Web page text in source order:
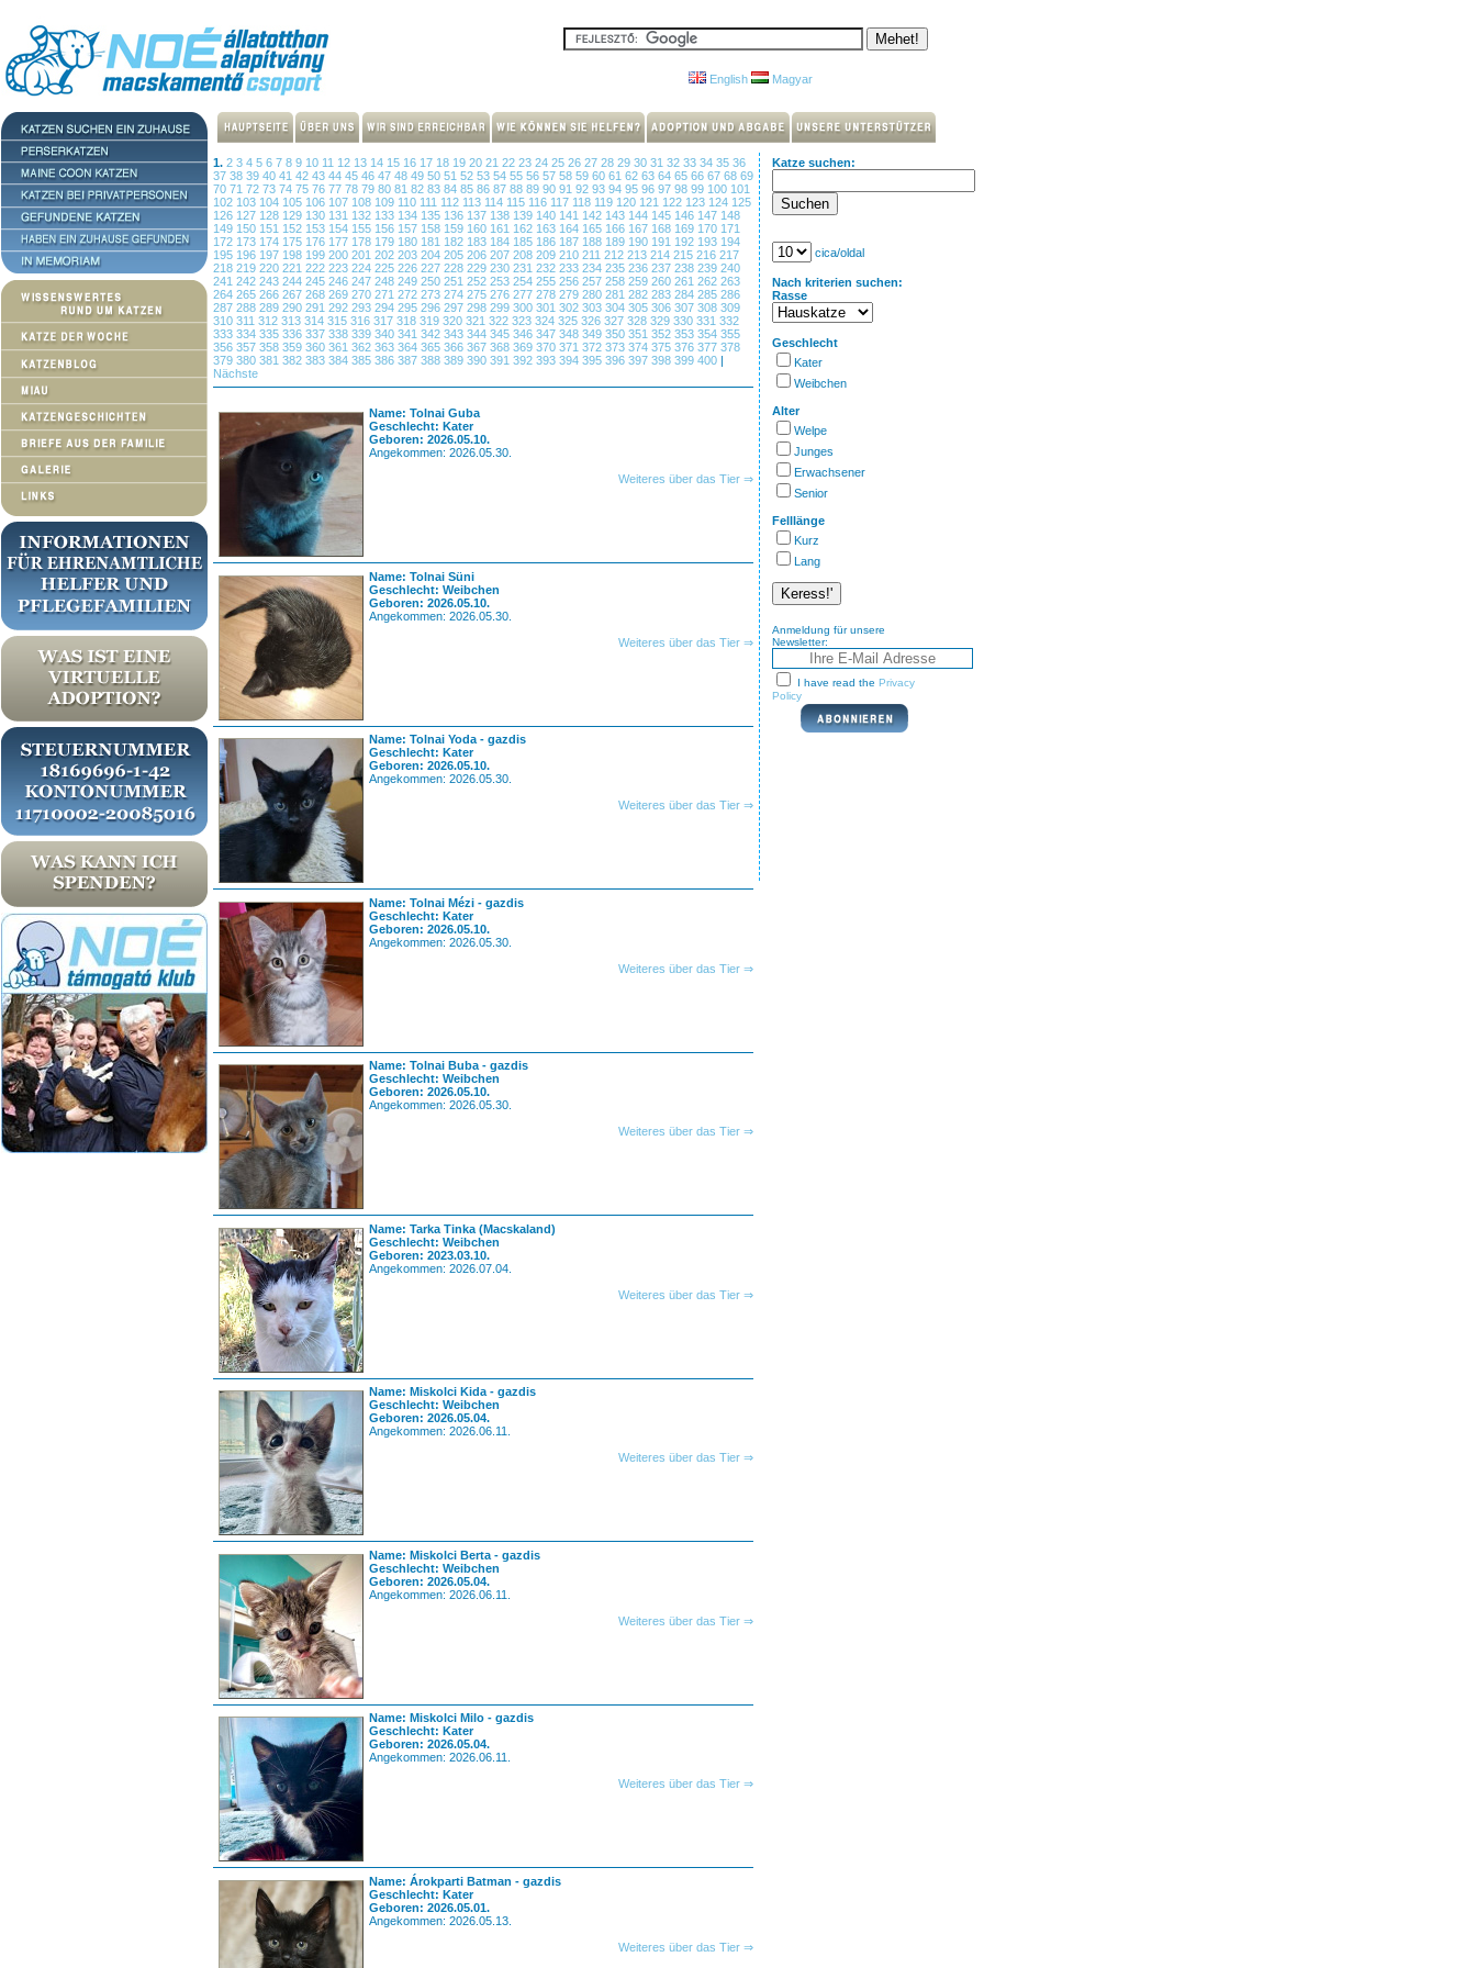
English Magyar
Katze suchen:
cica/oldal
Nach kriterien suchen:
Rasse
Geschlecht
Kater
Weibchen
Alter
Welpe
Junges
Erwachsener
Senior
Felllänge
Kurz
Lang
Anmeldung für unsere
Newsletter:
I have read the Privacy
Policy
1. 2 3 4 5 6 7 8 9 10 11 12 13 14 15 16 17 18 19 20 21 22 23 24 25 26 27 28 29 30 31 32 33 34 35 36
37 38 39 40 41 42 43 44 45 46 47 48 49 50 51 52 53 54 55 56 57 58 59 60 61 62 63 64 65 66 67 68 69
70 71 72 73 74 75 76 77 78 79 80 81 82 83 84 85 86 87 88 89 90 91 92 93 94 95 96 97 98 99 100 101
102 103 104 105 106 107 108 109 110 111 112 113 114 115 116 117 118 119 120 121 122 123 124 125
126 127 128 129 130 131 132 133 134 135 136 137 138 139 140 141 142 143 144 145 146 147 148
149 150 151 152 153 154 155 156 157 158 159 160 161 162 163 164 165 166 167 168 169 170 171
172 173 174 175 176 177 178 179 180 181 182 183 184 185 186 187 188 189 190 191 192 193 194
195 196 197 198 199 200 201 202 203 204 205 206 207 208 209 210 211 212 213 214 215 216 217
218 219 220 221 222 223 224 225 226 227 228 229 230 231 232 233 234 235 236 237 238 239 240
241 242 243 244 245 246 247 248 249 250 251 252 253 254 255 256 257 258 259 260 261 262 263
264 265 266 267 268 269 270 271 272 273 274 275 276 277 278 279 280 281 282 283 284 285 286
287 288 289 290 291 292 293 294 295 296 297 298 299 300 301 302 303 304 305 306 307 308 309
310 311 312 313 314 315 316 317 318 319 320 321 322 323 324 325 326 327 328 329 330 331 332
333 334 335 336 337 338 339 340 341 342 343 344 345 346 347 348 349 350 351 352 353 354 355
356 357 358 359 360 361 362 363 364 365 366 367 368 369 370 371 372 373 374 375 376 377 378
379 380 381 382 383 384 385 386 387 388 389 390 391 392 393 394 395 396 397 398 399 400 |
Nächste
Name: Tolnai Guba
Geschlecht: Kater
Geboren: 2026.05.10.
Angekommen: 2026.05.30.
Weiteres über das Tier ⇒
Name: Tolnai Süni
Geschlecht: Weibchen
Geboren: 2026.05.10.
Angekommen: 2026.05.30.
Weiteres über das Tier ⇒
Name: Tolnai Yoda - gazdis
Geschlecht: Kater
Geboren: 2026.05.10.
Angekommen: 2026.05.30.
Weiteres über das Tier ⇒
Name: Tolnai Mézi - gazdis
Geschlecht: Kater
Geboren: 2026.05.10.
Angekommen: 2026.05.30.
Weiteres über das Tier ⇒
Name: Tolnai Buba - gazdis
Geschlecht: Weibchen
Geboren: 2026.05.10.
Angekommen: 2026.05.30.
Weiteres über das Tier ⇒
Name: Tarka Tinka (Macskaland)
Geschlecht: Weibchen
Geboren: 2023.03.10.
Angekommen: 2026.07.04.
Weiteres über das Tier ⇒
Name: Miskolci Kida - gazdis
Geschlecht: Weibchen
Geboren: 2026.05.04.
Angekommen: 2026.06.11.
Weiteres über das Tier ⇒
Name: Miskolci Berta - gazdis
Geschlecht: Weibchen
Geboren: 2026.05.04.
Angekommen: 2026.06.11.
Weiteres über das Tier ⇒
Name: Miskolci Milo - gazdis
Geschlecht: Kater
Geboren: 2026.05.04.
Angekommen: 2026.06.11.
Weiteres über das Tier ⇒
Name: Árokparti Batman - gazdis
Geschlecht: Kater
Geboren: 2026.05.01.
Angekommen: 2026.05.13.
Weiteres über das Tier ⇒